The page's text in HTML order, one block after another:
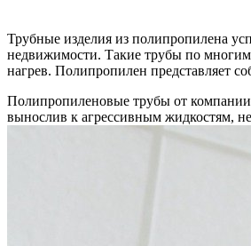
Трубные изделия из полипропилена
недвижимости. Такие трубы по
нагрев. Полипропилен представляет
Полипропиленовые трубы от компании
вынослив к агрессивным жидкостям,